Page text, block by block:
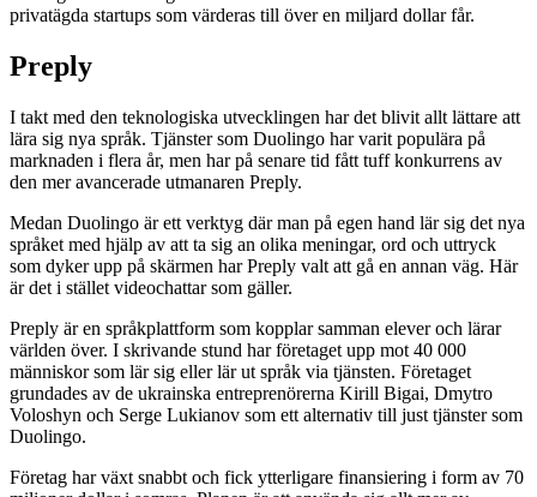
privatägda startups som värderas till över en miljard dollar får.
Preply
I takt med den teknologiska utvecklingen har det blivit allt lättare att
lära sig nya språk. Tjänster som Duolingo har varit populära på
marknaden i flera år, men har på senare tid fått tuff konkurrens av
den mer avancerade utmanaren Preply.
Medan Duolingo är ett verktyg där man på egen hand lär sig det nya
språket med hjälp av att ta sig an olika meningar, ord och uttryck
som dyker upp på skärmen har Preply valt att gå en annan väg. Här
är det i stället videochattar som gäller.
Preply är en språkplattform som kopplar samman elever och lärar
världen över. I skrivande stund har företaget upp mot 40 000
människor som lär sig eller lär ut språk via tjänsten. Företaget
grundades av de ukrainska entreprenörerna Kirill Bigai, Dmytro
Voloshyn och Serge Lukianov som ett alternativ till just tjänster som
Duolingo.
Företag har växt snabbt och fick ytterligare finansiering i form av 70